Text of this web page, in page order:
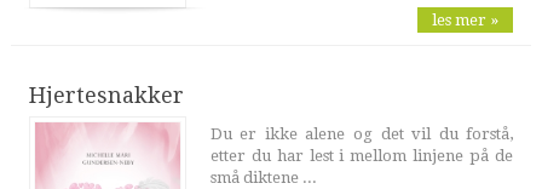
les mer »
Hjertesnakker
Du er ikke alene og det vil du forstå,
etter du har lest i mellom linjene på de
små diktene ...